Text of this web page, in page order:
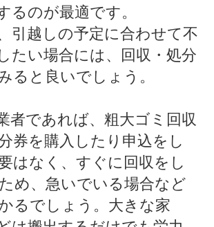
るのが最適です。
引越しの予定に合わせて不
たい場合には、回収・処分
ると良いでしょう。
者であれば、粗大ゴミ回収
券を購入したり申込をし
はなく、すぐに回収をし
め、急いでいる場合など
るでしょう。大きな家